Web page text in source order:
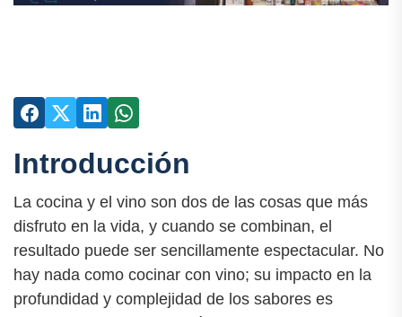
Introducción
La cocina y el vino son dos de las cosas que más
disfruto en la vida, y cuando se combinan, el
resultado puede ser sencillamente espectacular. No
hay nada como cocinar con vino; su impacto en la
profundidad y complejidad de los sabores es